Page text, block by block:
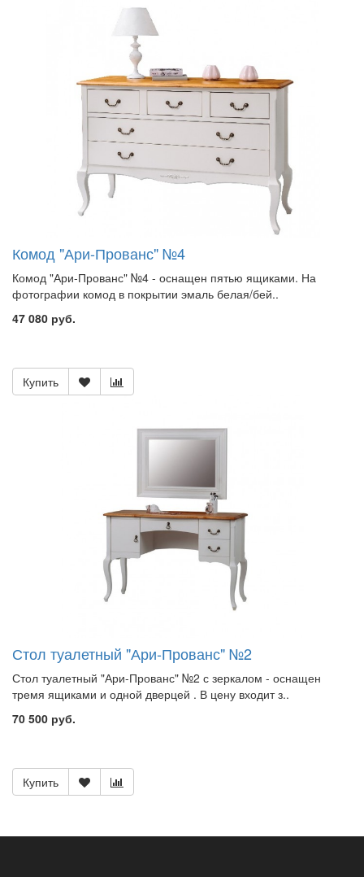
Комод "Ари-Прованс" №4
Комод "Ари-Прованс" №4 - оснащен пятью ящиками. На
фотографии комод в покрытии эмаль белая/бей..
47 080 руб.
Купить
Стол туалетный "Ари-Прованс" №2
Стол туалетный "Ари-Прованс" №2 с зеркалом - оснащен
тремя ящиками и одной дверцей . В цену входит з..
70 500 руб.
Купить